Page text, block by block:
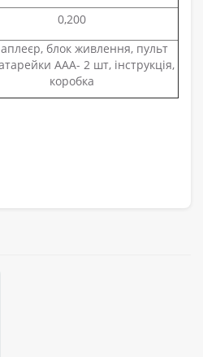
0,200
блок живлення, пульт
ААА- 2 шт, інструкція,
коробка